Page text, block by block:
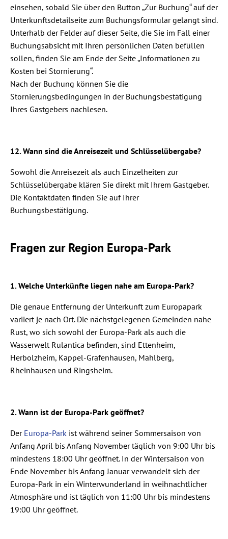
einsehen, sobald Sie über den Button „Zur Buchung“ auf der
Unterkunftsdetailseite zum Buchungsformular gelangt sind.
Unterhalb der Felder auf dieser Seite, die Sie im Fall einer
Buchungsabsicht mit Ihren persönlichen Daten befüllen
sollen, finden Sie am Ende der Seite „Informationen zu
Kosten bei Stornierung“.
Nach der Buchung können Sie die
Stornierungsbedingungen in der Buchungsbestätigung
Ihres Gastgebers nachlesen.
12. Wann sind die Anreisezeit und Schlüsselübergabe?
Sowohl die Anreisezeit als auch Einzelheiten zur
Schlüsselübergabe klären Sie direkt mit Ihrem Gastgeber.
Die Kontaktdaten finden Sie auf Ihrer
Buchungsbestätigung.
Fragen zur Region Europa-Park
1.Welche Unterkünfte liegen nahe am Europa-Park?
Die genaue Entfernung der Unterkunft zum Europapark
variiert je nach Ort. Die nächstgelegenen Gemeinden nahe
Rust, wo sich sowohl der Europa-Park als auch die
Wasserwelt Rulantica befinden, sind Ettenheim,
Herbolzheim, Kappel-Grafenhausen, Mahlberg,
Rheinhausen und Ringsheim.
2. Wann ist der Europa-Park geöffnet?
Der Europa-Park ist während seiner Sommersaison von
Anfang April bis Anfang November täglich von 9:00 Uhr bis
mindestens 18:00 Uhr geöffnet. In der Wintersaison von
Ende November bis Anfang Januar verwandelt sich der
Europa-Park in ein Winterwunderland in weihnachtlicher
Atmosphäre und ist täglich von 11:00 Uhr bis mindestens
19:00 Uhr geöffnet.